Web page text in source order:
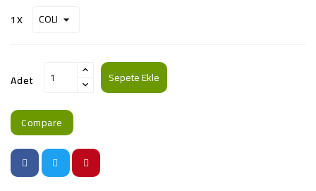
1X
Adet Sepete Ekle
Compare